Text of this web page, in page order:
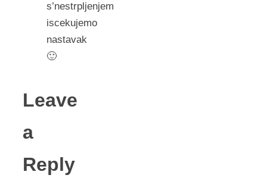
s’nestrpljenjem
iscekujemo
nastavak
🙂
Leave
a
Reply